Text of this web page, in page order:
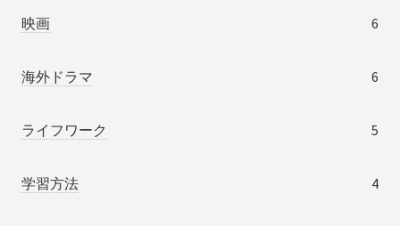
映画 6
海外ドラマ 6
ライフワーク 5
学習方法 4